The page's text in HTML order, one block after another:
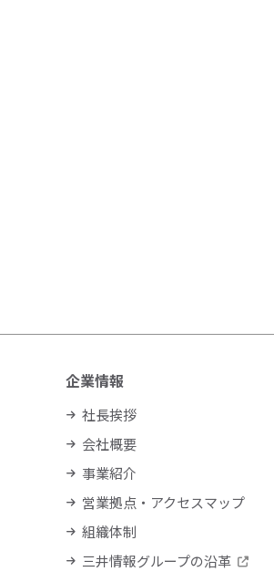
企業情報
社長挨拶
会社概要
事業紹介
営業拠点・アクセスマップ
組織体制
三井情報グループの沿革